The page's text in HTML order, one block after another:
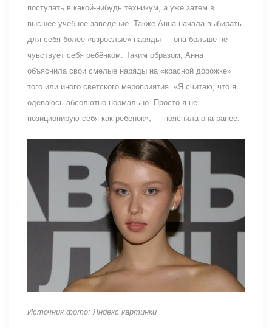
поступать в какой-нибудь техникум, а уже затем в
высшее учебное заведение. Также Анна начала выбирать
для себя более «взрослые» наряды — она больше не
чувствует себя ребёнком. Таким образом, Анна
объяснила свои смелые наряды на «красной дорожке»
того или иного светского мероприятия. «Я считаю, что я
одеваюсь абсолютно нормально. Просто я не
позиционирую себя как ребенок», — пояснила она ранее.
Источник фото: Яндекс картинки